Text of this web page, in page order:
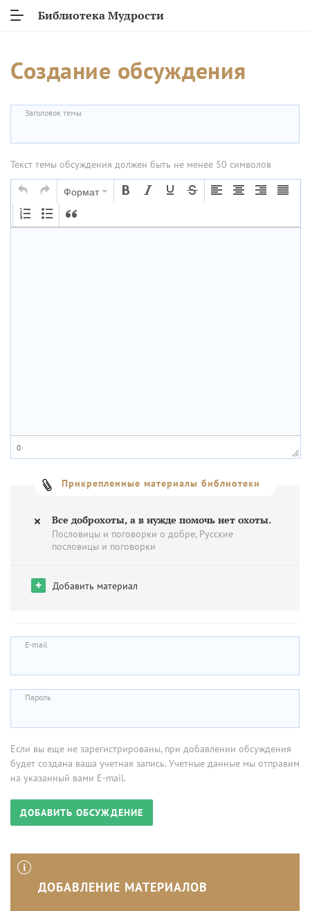
Библиотека Мудрости
Создание обсуждения
Заголовок темы
Текст темы обсуждения должен быть не менее 50 символов
Формат
0
Прикрепленные материалы библиотеки
Все доброхоты, а в нужде помочь нет охоты.
Пословицы и поговорки о добре, Русские
пословицы и поговорки
+ Добавить материал
E-mail
Пароль
Если вы еще не зарегистрированы, при добавлении обсуждения
будет создана ваша учетная запись. Учетные данные мы отправим
на указанный вами E-mail.
ДОБАВЛЕНИЕ МАТЕРИАЛОВ